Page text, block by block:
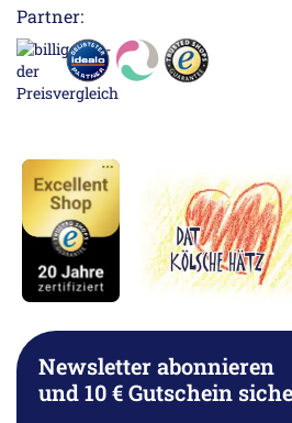
Partner:
Newsletter abonnieren
und 10 € Gutschein